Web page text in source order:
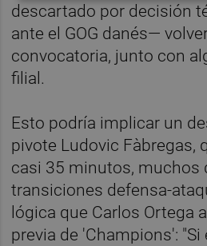
descartado por decisión
ante el GOG danés—
convocatoria, junto con
filial.
Esto podría implicar un
pivote Ludovic Fàbregas,
casi 35 minutos, muchos
transiciones defensa-
lógica que Carlos Ortega
previa de 'Champions':